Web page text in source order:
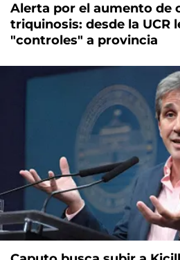
Alerta por el aumento de
triquinosis: desde la UCR
"controles" a provincia